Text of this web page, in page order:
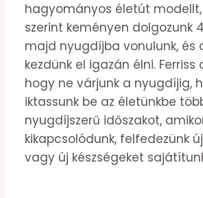
hagyományos életút
szerint keményen dolgozunk
majd nyugdíjba vonulunk, és
kezdünk el igazán élni. Ferriss
hogy ne várjunk a nyugdíjig,
iktassunk be az életünkbe
nyugdíjszerű időszakot,
kikapcsolódunk, felfedezünk
vagy új készségeket